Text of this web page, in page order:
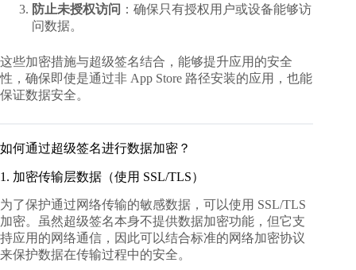
防止未授权访问 ：确保只有授权用户或设备能够访
问数据。
这些加密措施与超级签名结合，能够提升应用的安全
性，确保即使是通过非 App Store 路径安装的应用，也能
保证数据安全。
如何通过超级签名进行数据加密？
1. 加密传输层数据（使用 SSL/TLS）
为了保护通过网络传输的敏感数据，可以使用 SSL/TLS
加密。虽然超级签名本身不提供数据加密功能，但它支
持应用的网络通信，因此可以结合标准的网络加密协议
来保护数据在传输过程中的安全。